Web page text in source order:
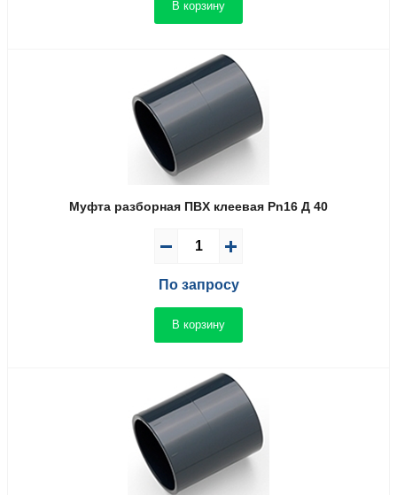
В корзину
Муфта разборная ПВX клеевая Pn16 Д 40
По запросу
В корзину